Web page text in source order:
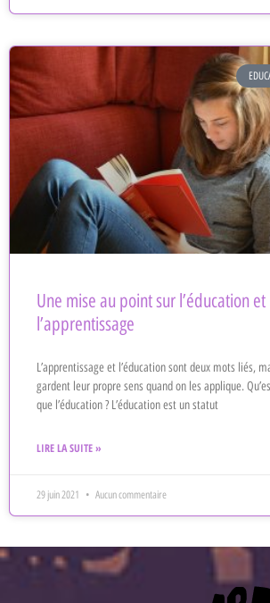
Une mise au point sur l’éducation et
l’apprentissage
L’apprentissage et l’éducation sont deux mots liés,
gardent leur propre sens quand on les applique.
que l’éducation ? L’éducation est un statut
LIRE LA SUITE »
29 juin 2021 Aucun commentaire